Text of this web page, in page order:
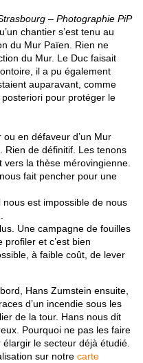
– Photographie PiP
chantier s’est tenu au
du Mur Païen. Rien ne
du Mur. Le Duc faisait
il a pu également
auparavant, comme
pour protéger le
en défaveur d’un Mur
Rien de définitif. Les tenons
la thèse mérovingienne.
fait pencher pour une
est impossible de nous
Une campagne de fouilles
et c’est bien
à faible coût, de lever
Hans Zumstein ensuite,
d’un incendie sous les
de la tour. Hans nous dit
Pourquoi ne pas les faire
le secteur déjà étudié.
sur notre carte